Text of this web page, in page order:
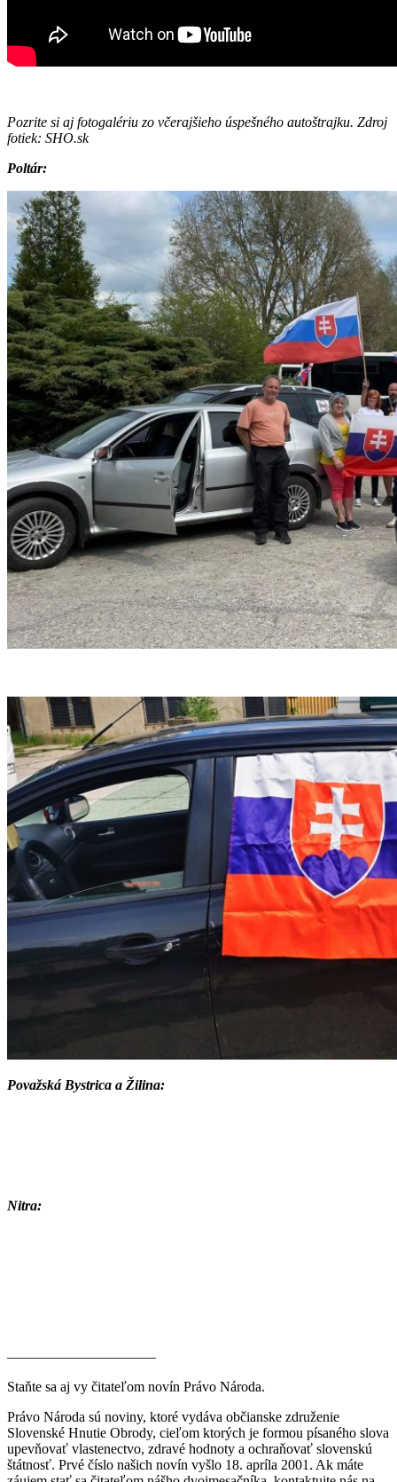
Pozrite si aj fotogalériu zo včerajšieho úspešného autoštrajku. Zdroj
fotiek: SHO.sk
Poltár:
Považská Bystrica a Žilina:
Nitra:
————————–——
Staňte sa aj vy čitateľom novín Právo Národa.
Právo Národa sú noviny, ktoré vydáva občianske združenie
Slovenské Hnutie Obrody, cieľom ktorých je formou písaného slova
upevňovať vlastenectvo, zdravé hodnoty a ochraňovať slovenskú
štátnosť. Prvé číslo našich novín vyšlo 18. apríla 2001. Ak máte